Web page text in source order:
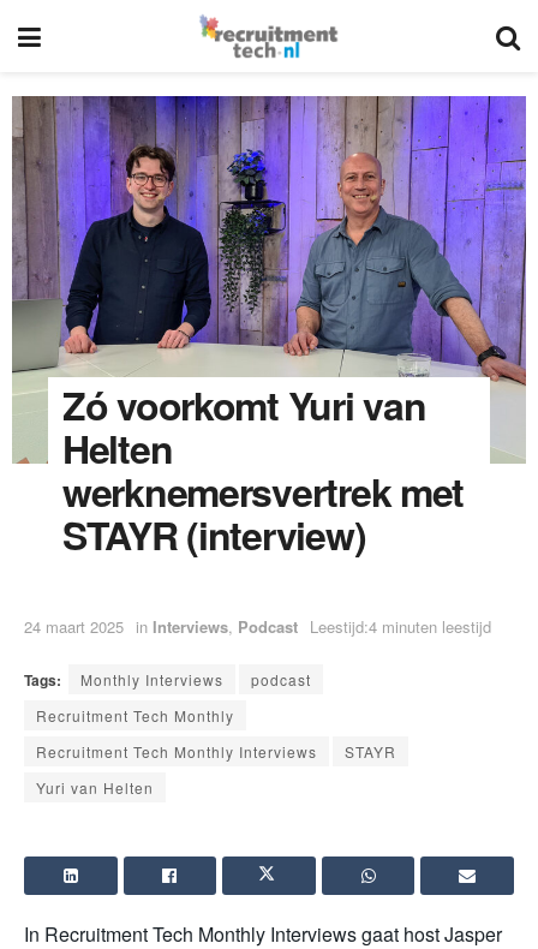
Zó voorkomt Yuri van
Helten
werknemersvertrek met
STAYR (interview)
24 maart 2025 in Interviews, Podcast Leestijd:4 minuten leestijd
Tags: Monthly Interviews
podcast
Recruitment Tech Monthly
Recruitment Tech Monthly Interviews
STAYR
Yuri van Helten
In Recruitment Tech Monthly Interviews gaat host Jasper